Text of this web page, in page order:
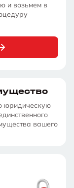
и возьмем в
юридическую
вашего